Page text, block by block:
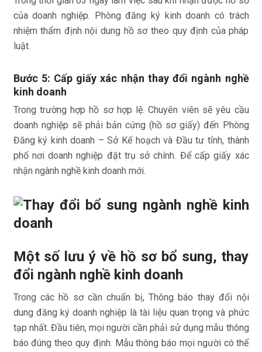
của doanh nghiệp. Phòng đăng ký kinh doanh có trách
nhiệm thẩm định nội dung hồ sơ theo quy định của pháp
luật.
Bước 5: Cấp giấy xác nhận thay đổi ngành nghề
kinh doanh
Trong trường hợp hồ sơ hợp lệ. Chuyên viên sẽ yêu cầu
doanh nghiệp sẽ phải bản cứng (hồ sơ giấy) đến Phòng
Đăng ký kinh doanh – Sở Kế hoạch và Đầu tư tỉnh, thành
phố nơi doanh nghiệp đặt trụ sở chính. Để cấp giấy xác
nhận ngành nghề kinh doanh mới.
Một số lưu ý về hồ sơ bổ sung, thay
đổi ngành nghề kinh doanh
Trong các hồ sơ cần chuẩn bị, Thông báo thay đổi nội
dung đăng ký doanh nghiệp là tài liệu quan trọng và phức
tạp nhất. Đầu tiên, mọi người cần phải sử dụng mẫu thông
báo đúng theo quy định. Mẫu thông báo mọi người có thể